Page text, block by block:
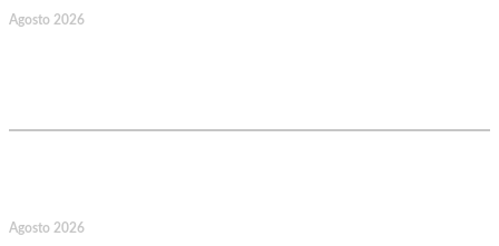
Agosto 2026
Agosto 2026